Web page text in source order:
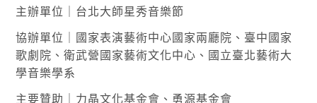
主辦單位｜台北大師星秀音樂節
協辦單位｜國家表演藝術中心國家兩廳院、臺中國家
歌劇院、衛武營國家藝術文化中心、國立臺北藝術大
學音樂學系
主要贊助｜力晶文化基金會、勇源基金會